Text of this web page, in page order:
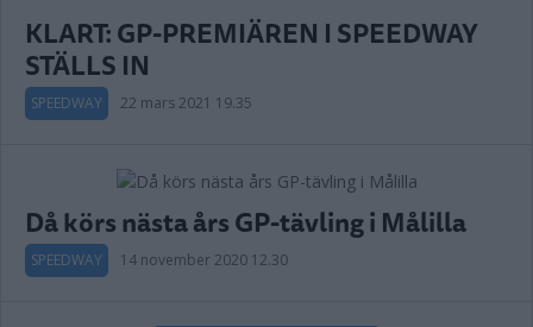
KLART: GP-PREMIÄREN I SPEEDWAY
STÄLLS IN
SPEEDWAY 22 mars 2021 19.35
Då körs nästa års GP-tävling i Målilla
SPEEDWAY 14 november 2020 12.30